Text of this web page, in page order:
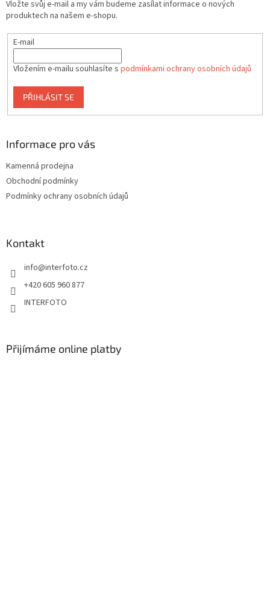
Vložte svůj e-mail a my vám budeme zasílat informace o nových
produktech na našem e-shopu.
E-mail
Vložením e-mailu souhlasíte s podmínkami ochrany osobních údajů
PŘIHLÁSIT SE
Informace pro vás
Kamenná prodejna
Obchodní podmínky
Podmínky ochrany osobních údajů
Kontakt
info@interfoto.cz
+420 605 960 877
INTERFOTO
Přijímáme online platby